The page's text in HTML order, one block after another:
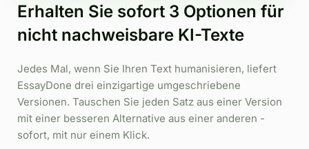
Erhalten Sie sofort 3 Optionen für
nicht nachweisbare KI-Texte
Jedes Mal, wenn Sie Ihren Text humanisieren, liefert
EssayDone drei einzigartige umgeschriebene
Versionen. Tauschen Sie jeden Satz aus einer Version
mit einer besseren Alternative aus einer anderen -
sofort, mit nur einem Klick.